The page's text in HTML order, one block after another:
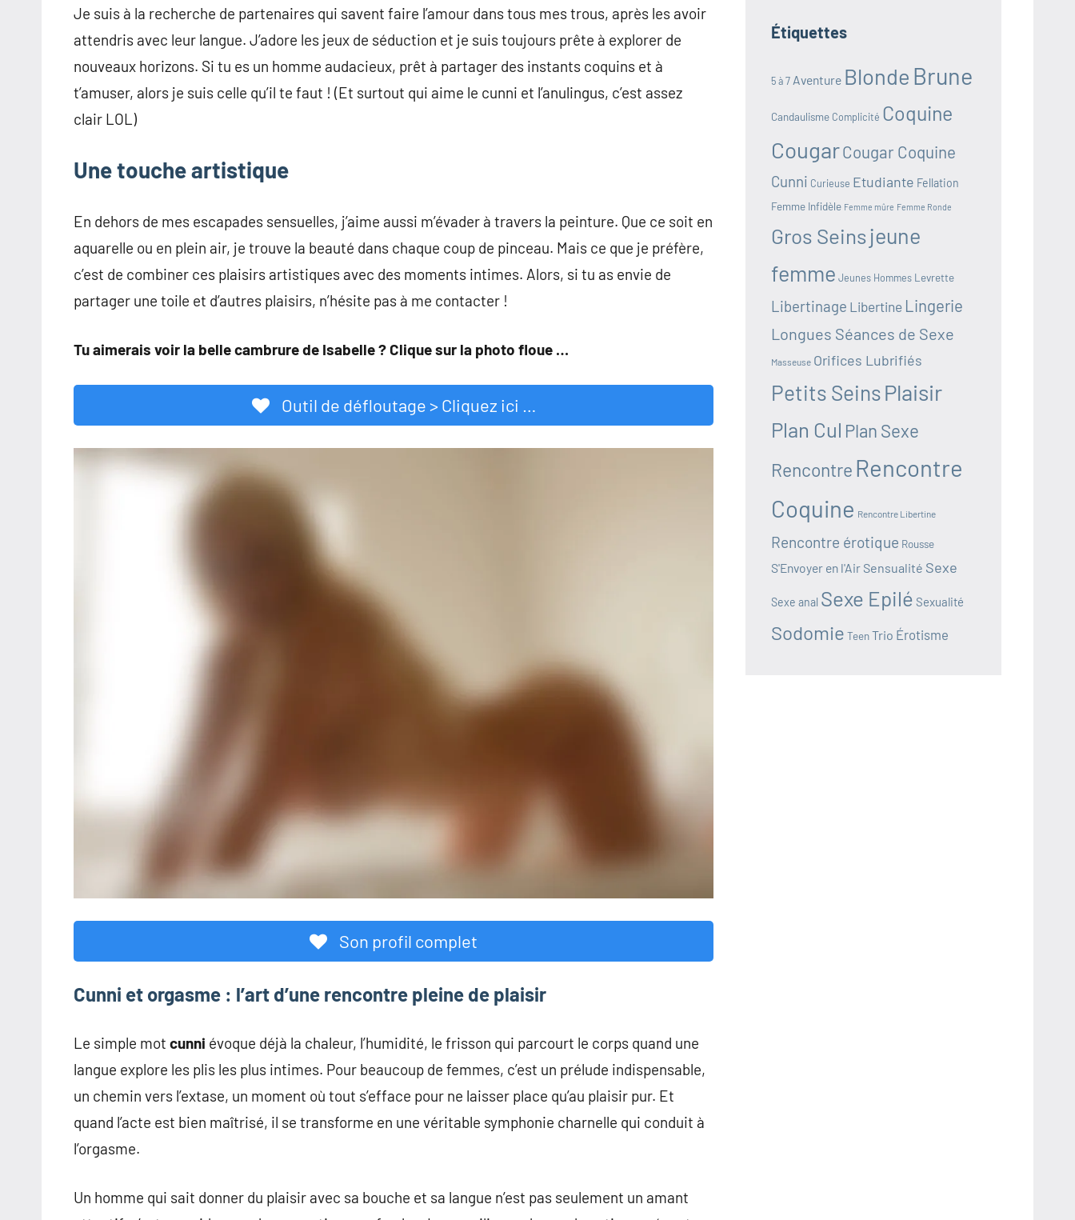
Je suis à la recherche de partenaires qui savent faire l’amour dans tous mes trous, après les avoir
attendris avec leur langue. J’adore les jeux de séduction et je suis toujours prête à explorer de
nouveaux horizons. Si tu es un homme audacieux, prêt à partager des instants coquins et à
t’amuser, alors je suis celle qu’il te faut ! (Et surtout qui aime le cunni et l’anulingus, c’est assez
clair LOL)
Une touche artistique
En dehors de mes escapades sensuelles, j’aime aussi m’évader à travers la peinture. Que ce soit en
aquarelle ou en plein air, je trouve la beauté dans chaque coup de pinceau. Mais ce que je préfère,
c’est de combiner ces plaisirs artistiques avec des moments intimes. Alors, si tu as envie de
partager une toile et d’autres plaisirs, n’hésite pas à me contacter !
Tu aimerais voir la belle cambrure de Isabelle ? Clique sur la photo floue …
Outil de défloutage > Cliquez ici …
Son profil complet
Cunni et orgasme : l’art d’une rencontre pleine de plaisir
Le simple mot cunni évoque déjà la chaleur, l’humidité, le frisson qui parcourt le corps quand une
langue explore les plis les plus intimes. Pour beaucoup de femmes, c’est un prélude indispensable,
un chemin vers l’extase, un moment où tout s’efface pour ne laisser place qu’au plaisir pur. Et
quand l’acte est bien maîtrisé, il se transforme en une véritable symphonie charnelle qui conduit à
l’orgasme.
Un homme qui sait donner du plaisir avec sa bouche et sa langue n’est pas seulement un amant
Étiquettes
5 à 7 Aventure Blonde Brune
Candaulisme Complicité Coquine
CougarCougar Coquine
Cunni Curieuse Etudiante Fellation
Femme Infidèle Femme mûre Femme Ronde
Gros Seinsjeune
femme Jeunes Hommes Levrette
Libertinage Libertine Lingerie
Longues Séances de Sexe
Masseuse Orifices Lubrifiés
Petits SeinsPlaisir
Plan Cul Plan Sexe
Rencontre Rencontre
Coquine Rencontre Libertine
Rencontre érotique Rousse
S'Envoyer en l'Air Sensualité Sexe
Sexe anal Sexe Epilé Sexualité
Sodomie TeenTrio Érotisme